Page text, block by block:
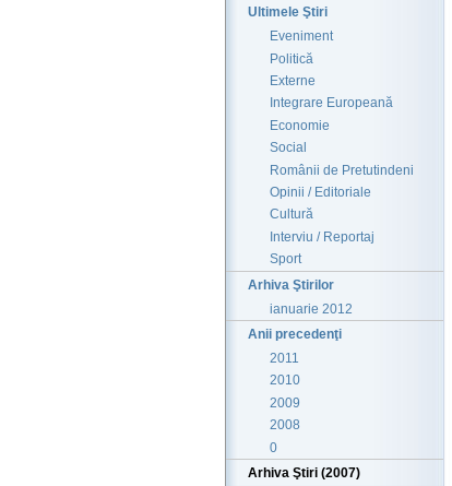
Ultimele Ştiri
Eveniment
Politică
Externe
Integrare Europeană
Economie
Social
Românii de Pretutindeni
Opinii / Editoriale
Cultură
Interviu / Reportaj
Sport
Arhiva Ştirilor
ianuarie 2012
Anii precedenţi
2011
2010
2009
2008
0
Arhiva Ştiri (2007)